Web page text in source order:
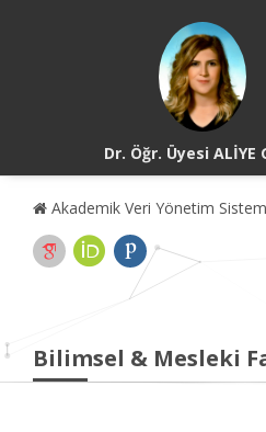
Dr. Öğr. Üyesi ALİYE
Akademik Veri Yönetim
Bilimsel & Mesleki